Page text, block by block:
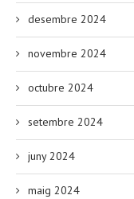
desembre 2024
novembre 2024
octubre 2024
setembre 2024
juny 2024
maig 2024